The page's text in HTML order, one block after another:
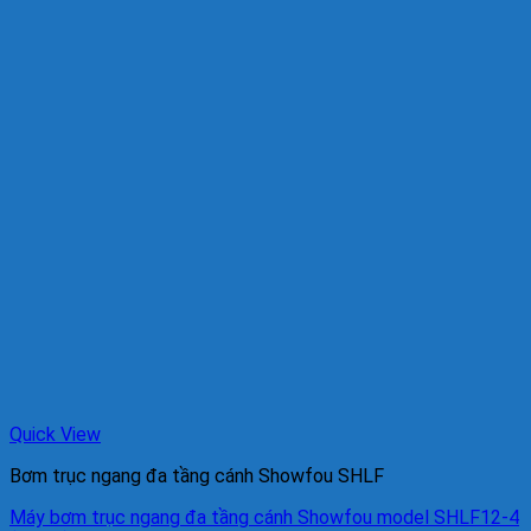
Quick View
Bơm trục ngang đa tầng cánh Showfou SHLF
Máy bơm trục ngang đa tầng cánh Showfou model SHLF12-4